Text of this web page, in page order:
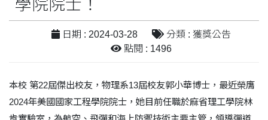
學院院士！
日期 : 2024-03-28
分類 : 獲獎公告
點閱 : 1496
本校 第22屆傑出校友，物理系13屆校友郭小華博士，最近榮膺
2024年美國國家工程學院院士，她目前任職於麻省理工學院林